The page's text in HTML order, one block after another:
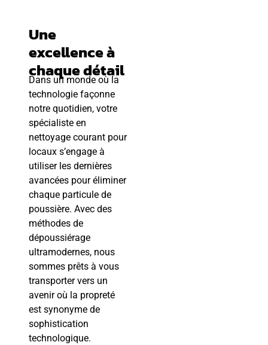
Une
excellence à
chaque détail
Dans un monde où la
technologie façonne
notre quotidien, votre
spécialiste en
nettoyage courant pour
locaux s’engage à
utiliser les dernières
avancées pour éliminer
chaque particule de
poussière. Avec des
méthodes de
dépoussiérage
ultramodernes, nous
sommes prêts à vous
transporter vers un
avenir où la propreté
est synonyme de
sophistication
technologique.